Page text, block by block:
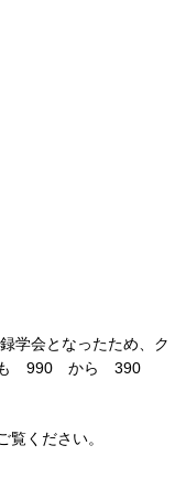
学会となったため、ク
IDも 990 から 390
覧ください。